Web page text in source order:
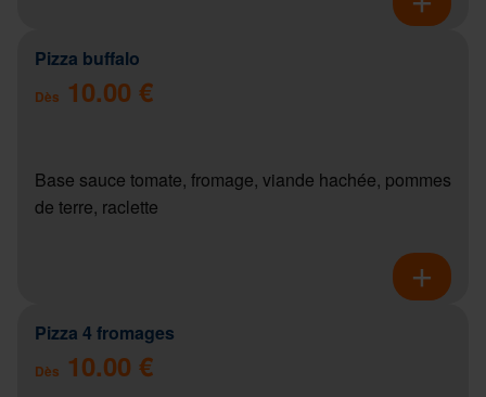
Pizza buffalo
Dès 10.00 €
Base sauce tomate, fromage, viande hachée, pommes
de terre, raclette
Pizza 4 fromages
Dès 10.00 €